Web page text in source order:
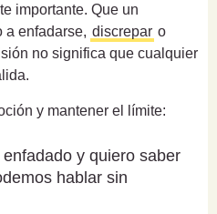
importante. Que un
a enfadarse, discrepar o
no significa que cualquier
y mantener el límite:
y quiero saber
hablar sin